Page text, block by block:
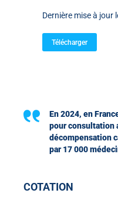
Dernière mise à
Télécharger
En 2024, en
pour consultation
décompensation
par 17 000
COTATION